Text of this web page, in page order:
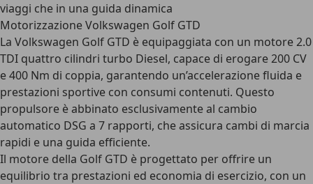
viaggi che in una guida dinamica
Motorizzazione Volkswagen Golf GTD
La Volkswagen Golf GTD è equipaggiata con un motore 2.0
TDI quattro cilindri turbo Diesel, capace di erogare200 CV
e 400 Nm di coppia, garantendo un’accelerazione fluida e
prestazioni sportive con consumi contenuti. Questo
propulsore è abbinato esclusivamente al cambio
automatico DSG a 7 rapporti, che assicura cambi di marcia
rapidi e una guida efficiente.
Il motore della Golf GTD è progettato per offrire un
equilibrio tra prestazioni ed economia di esercizio, con un